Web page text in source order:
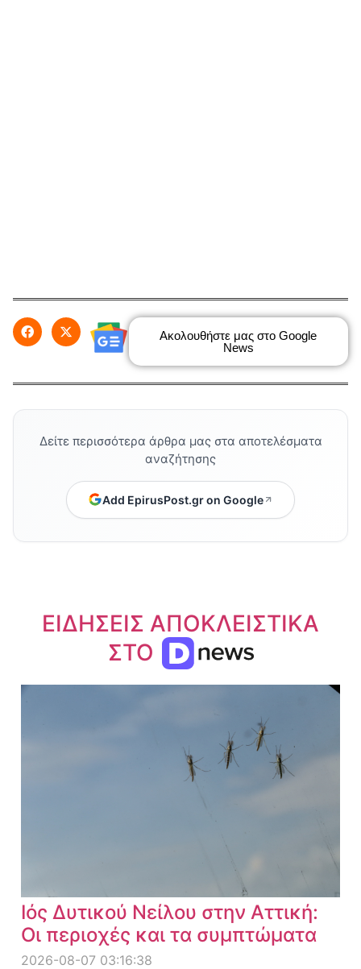
Ακολουθήστε μας στο Google
News
Δείτε περισσότερα άρθρα μας στα αποτελέσματα
αναζήτησης
Add EpirusPost.gr on Google
ΕΙΔΗΣΕΙΣ ΑΠΟΚΛΕΙΣΤΙΚΑ
ΣΤΟ
Ιός Δυτικού Νείλου στην Αττική:
Οι περιοχές και τα συμπτώματα
2026-08-07 03:16:38